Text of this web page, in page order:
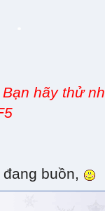
hãy thử
buồn,